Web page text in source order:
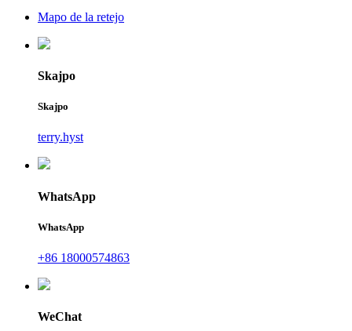
Mapo de la retejo
Skajpo
Skajpo
terry.hyst
WhatsApp
WhatsApp
+86 18000574863
WeChat